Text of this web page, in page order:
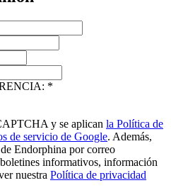
*
y se aplican la Política de
de servicio de Google. Además,
Endorphina por correo
informativos, información
nuestra Política de privacidad